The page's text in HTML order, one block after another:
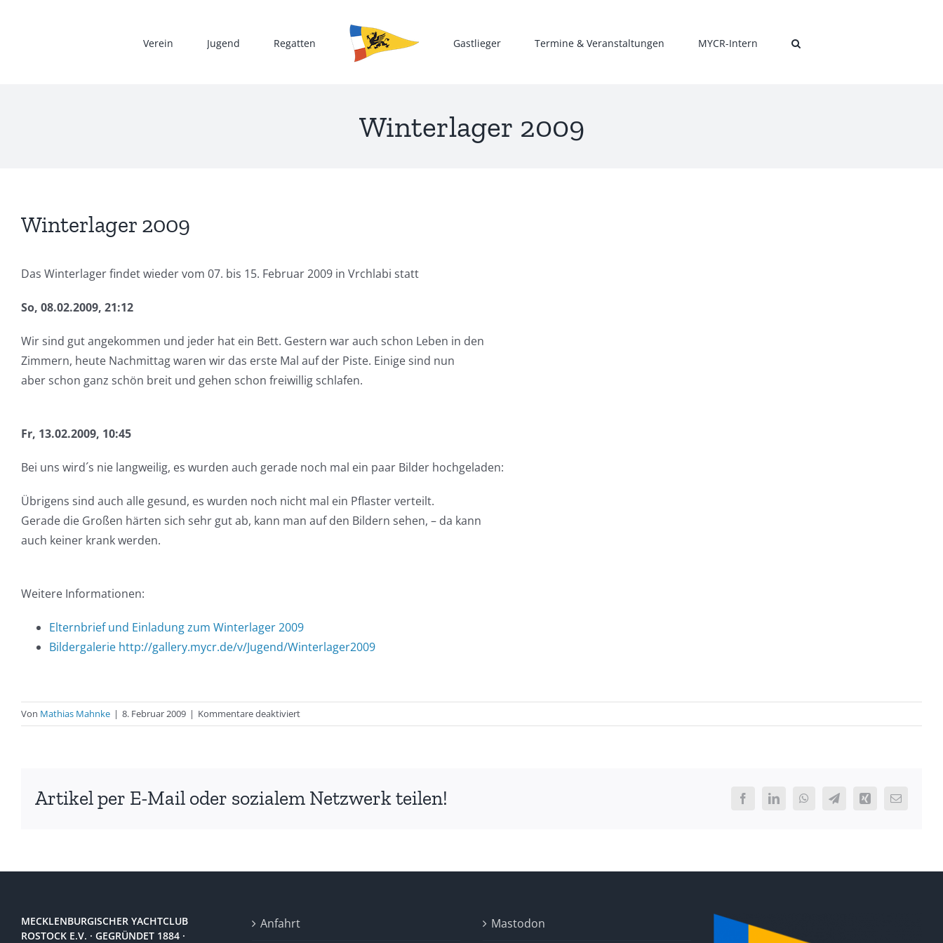
Verein Jugend Regatten Gastlieger Termine & Veranstaltungen MYCR-Intern
Winterlager 2009
Winterlager 2009
Das Winterlager findet wieder vom 07. bis 15. Februar 2009 in Vrchlabi statt
So, 08.02.2009, 21:12
Wir sind gut angekommen und jeder hat ein Bett. Gestern war auch schon Leben in den
Zimmern, heute Nachmittag waren wir das erste Mal auf der Piste. Einige sind nun
aber schon ganz schön breit und gehen schon freiwillig schlafen.
Fr, 13.02.2009, 10:45
Bei uns wird´s nie langweilig, es wurden auch gerade noch mal ein paar Bilder hochgeladen:
Übrigens sind auch alle gesund, es wurden noch nicht mal ein Pflaster verteilt.
Gerade die Großen härten sich sehr gut ab, kann man auf den Bildern sehen, – da kann
auch keiner krank werden.
Weitere Informationen:
Elternbrief und Einladung zum Winterlager 2009
Bildergalerie http://gallery.mycr.de/v/Jugend/Winterlager2009
Von Mathias Mahnke | 8. Februar 2009 | Kommentare deaktiviertfür
Winterlager
Artikel per E-Mail oder sozialem Netzwerk teilen! FacebookLinkedInWhatsAppTelegramXing
E-
MECKLENBURGISCHER YACHTCLUB
ROSTOCK E.V. · GEGRÜNDET 1884 ·
Anfahrt Mastodon